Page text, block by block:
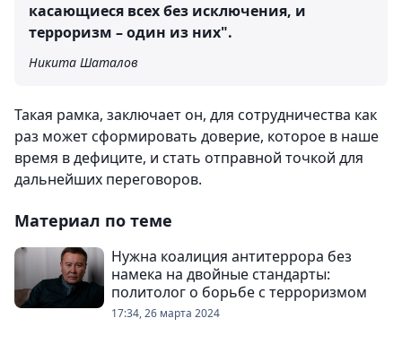
касающиеся всех без исключения, и
терроризм – один из них".
Никита Шаталов
Такая рамка, заключает он, для сотрудничества как
раз может сформировать доверие, которое в наше
время в дефиците, и стать отправной точкой для
дальнейших переговоров.
Материал по теме
Нужна коалиция антитеррора без
намека на двойные стандарты:
политолог о борьбе с терроризмом
17:34, 26 марта 2024